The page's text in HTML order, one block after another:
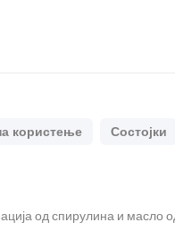
користење Состојки
од спирулина и масло